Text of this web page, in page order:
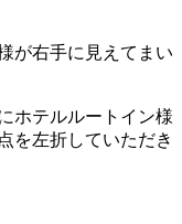
が右手に見えてまい
ホテルルートイン様
を左折していただき